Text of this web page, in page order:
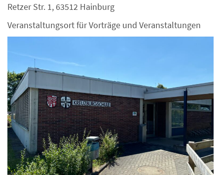
Retzer Str. 1, 63512 Hainburg
Veranstaltungsort für Vorträge und Veranstaltungen